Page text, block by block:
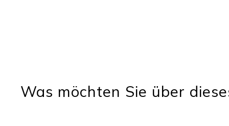
Was möchten Sie über